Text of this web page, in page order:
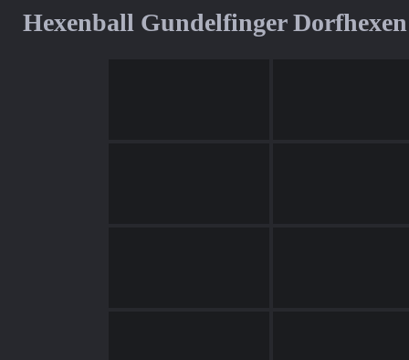
Hexenball Gundelfinger Dorfhexen